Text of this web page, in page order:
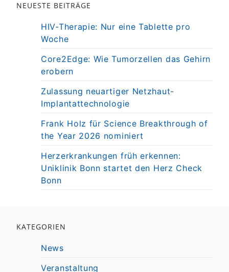
NEUESTE BEITRÄGE
HIV-Therapie: Nur eine Tablette pro
Woche
Core2Edge: Wie Tumorzellen das Gehirn
erobern
Zulassung neuartiger Netzhaut-
Implantattechnologie
Frank Holz für Science Breakthrough of
the Year 2026 nominiert
Herzerkrankungen früh erkennen:
Uniklinik Bonn startet den Herz Check
Bonn
KATEGORIEN
News
Veranstaltung